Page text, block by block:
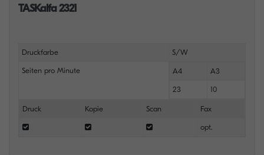
TASKalfa 2321
Druckfarbe S/W
Seiten pro Minute A4 A3
23 10
Druck Kopie Scan Fax
opt.